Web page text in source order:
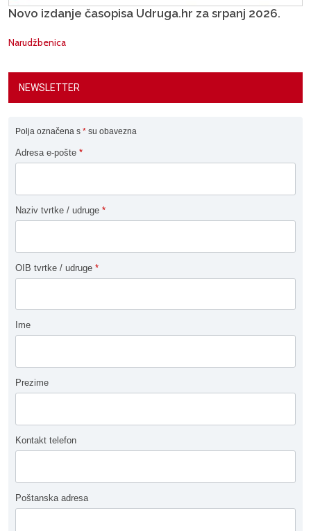
Novo izdanje časopisa Udruga.hr za srpanj 2026.
Narudžbenica
NEWSLETTER
Polja označena s * su obavezna
Adresa e-pošte *
Naziv tvrtke / udruge *
OIB tvrtke / udruge *
Ime
Prezime
Kontakt telefon
Poštanska adresa